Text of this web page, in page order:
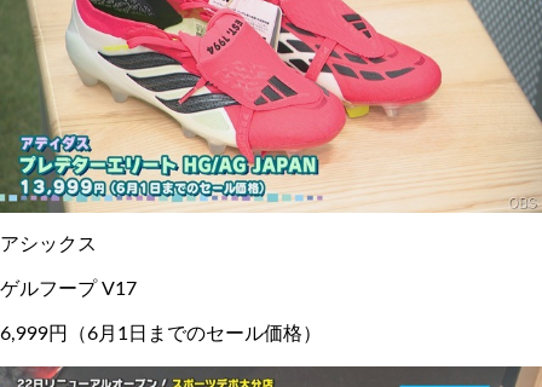
アシックス
ゲルフープ V17
6,999円（6月1日までのセール価格）